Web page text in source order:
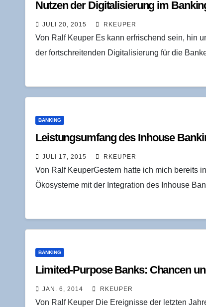
Nut­zen der Digi­ta­li­sie­rung im
JULI 20, 2015 RKEUPER
Von Ralf Keuper Es kann erfrischend sein, hin
der fortschreitenden Digitalisierung für die
BANKING
Leis­tungs­um­fang des Inhouse
JULI 17, 2015 RKEUPER
Von Ralf KeuperGestern hatte ich mich bereits
Ökosysteme mit der Integration des Inhouse
BANKING
Limi­t­ed-Pur­po­se Banks: Chan­cen
JAN. 6, 2014 RKEUPER
Von Ralf Keuper Die Ereignisse der letzten